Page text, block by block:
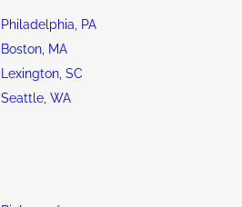
Philadelphia, PA
Boston, MA
Lexington, SC
Seattle, WA